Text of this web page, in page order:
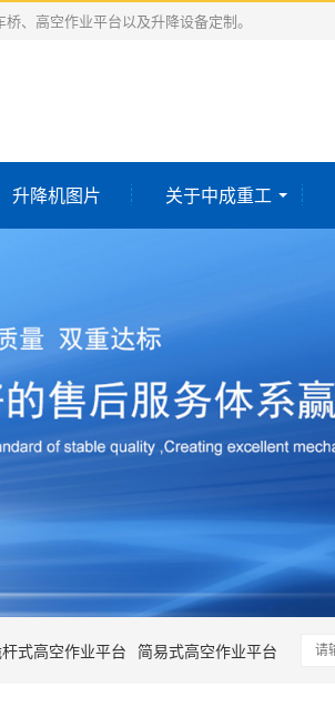
、高空作业平台以及升降设备定制。
升降机图片 关于中成重工
式高空作业平台 简易式高空作业平台